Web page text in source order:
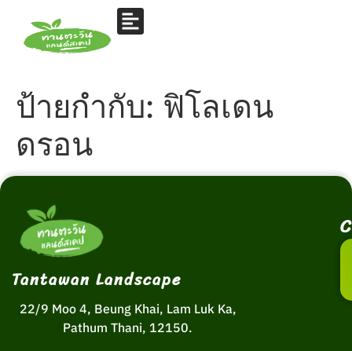
ป้ายกำกับ: ฟิโลเดน
ดรอน
Tantawan Landscape
22/9 Moo 4, Beung Khai, Lam Luk Ka,
Pathum Thani, 12150.